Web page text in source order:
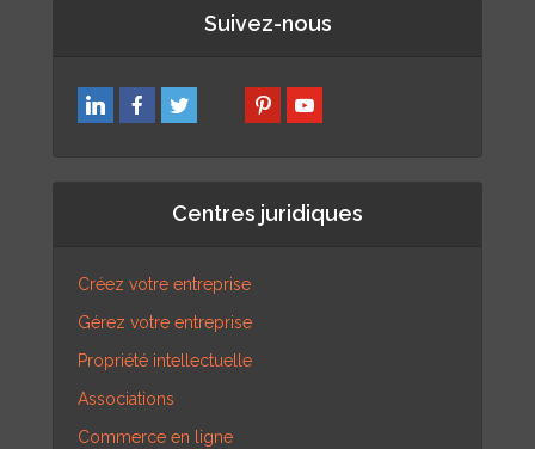
Suivez-nous
Centres juridiques
Créez votre entreprise
Gérez votre entreprise
Propriété intellectuelle
Associations
Commerce en ligne